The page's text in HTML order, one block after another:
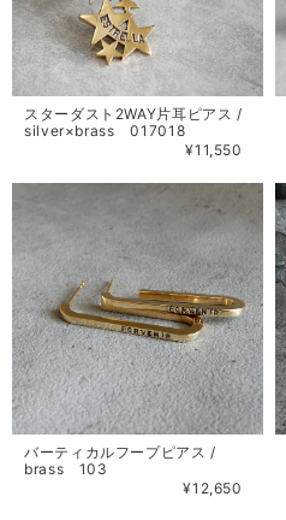
スターダスト2WAY片耳ピアス /
silver×brass 017018
¥11,550
バーティカルフープピアス /
brass 103
¥12,650